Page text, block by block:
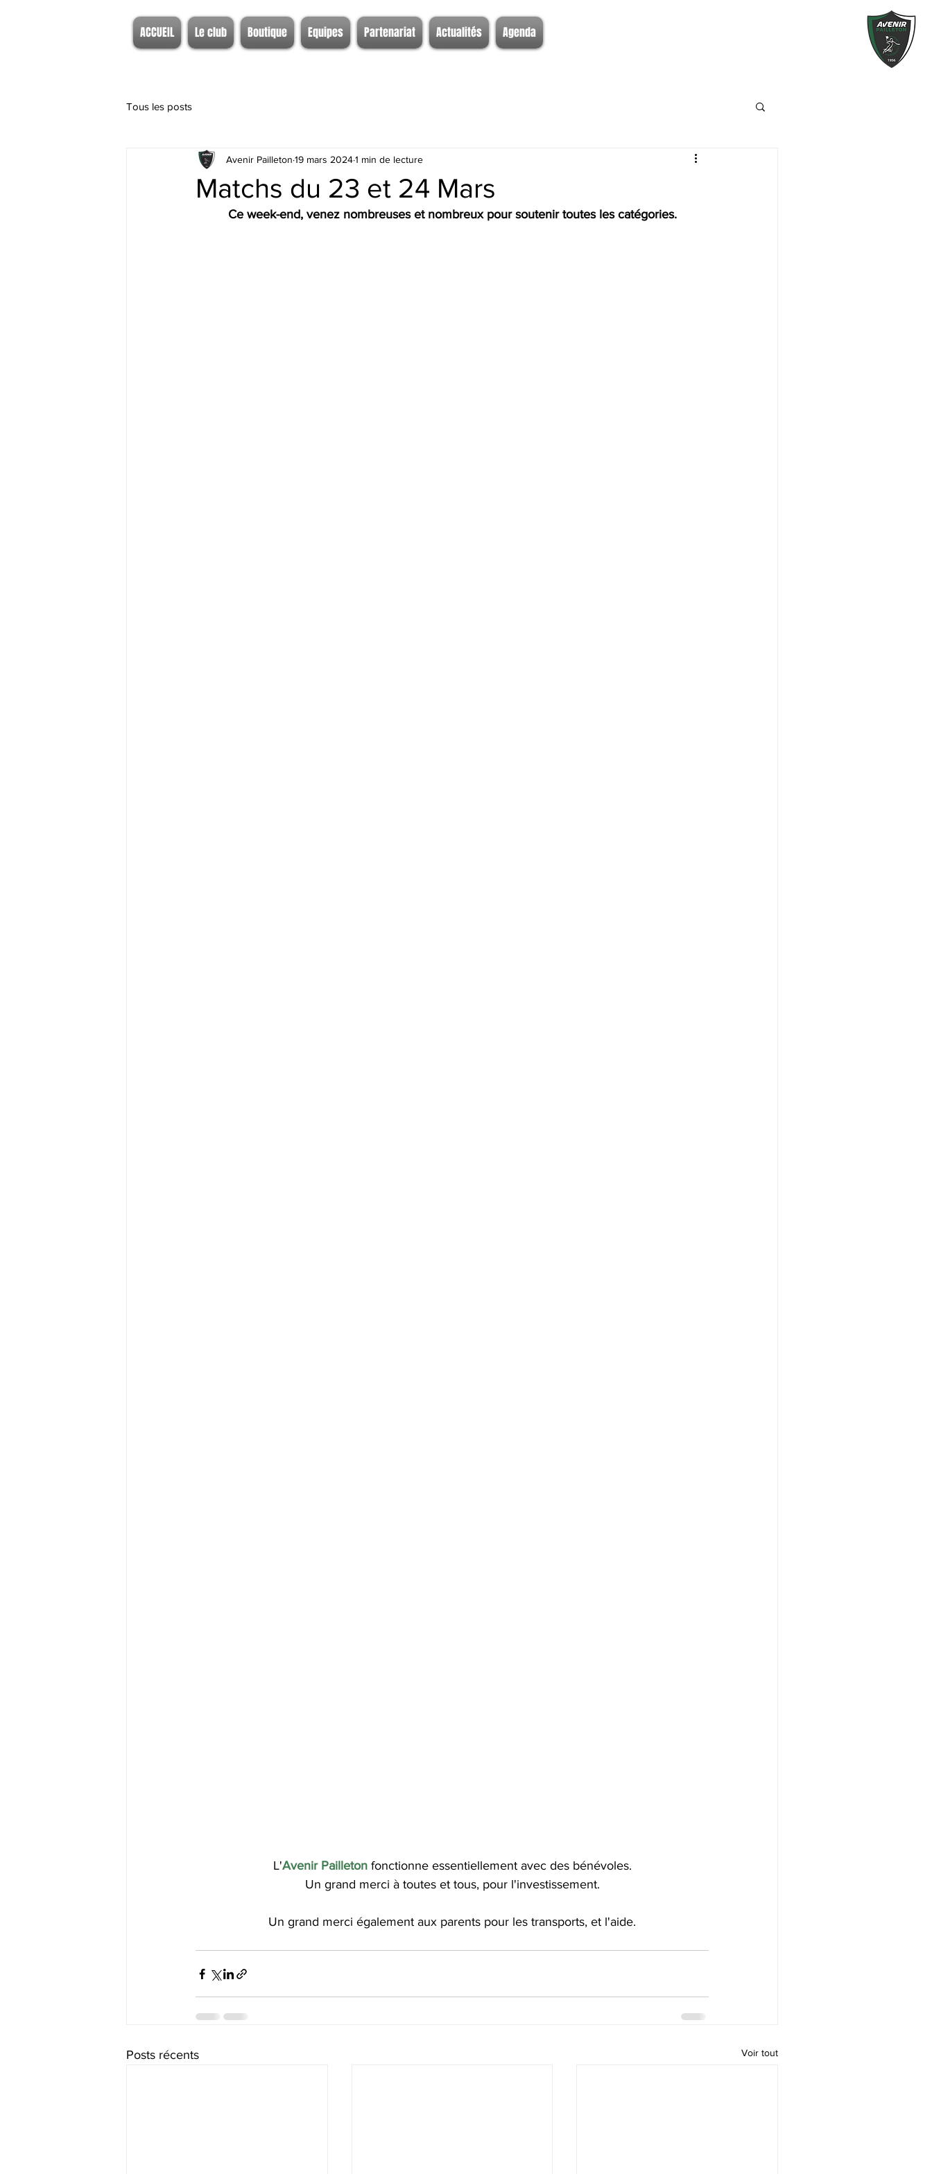
ACCUEIL Le club Boutique Equipes Partenariat Actualités Agenda
Tous les posts
Matchs du 23 et 24 Mars
Avenir Pailleton 19 mars 20241 min de lecture
Ce week-end, venez nombreuses et nombreux pour soutenir toutes les catégories.
L'Avenir Pailleton fonctionne essentiellement avec des bénévoles.
Un grand merci à toutes et tous, pour l'investissement.
Un grand merci également aux parents pour les transports, et l'aide.
Posts récents Voir tout